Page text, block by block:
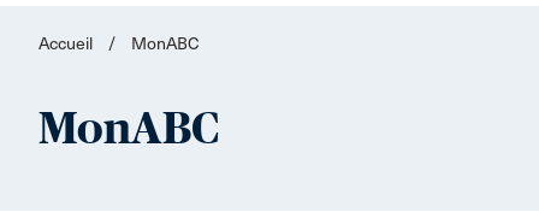
Accueil / MonABC
MonABC